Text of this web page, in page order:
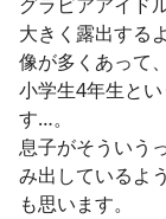
大きく露出する
像が多くあって、
小学生4年生と
す…。
息子がそういう
み出しているよ
も思います。